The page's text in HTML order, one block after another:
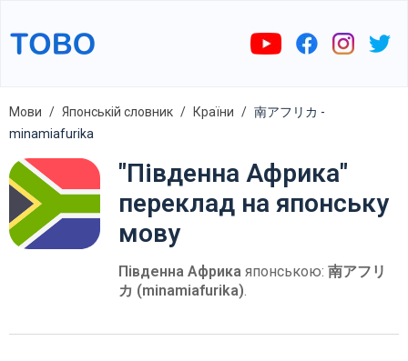
Мови Японській словник Країни
南アフリカ -
minamiafurika
"Південна Африка"
переклад на японську
мову
Південна Африка японською: 南アフリ
カ (minamiafurika).